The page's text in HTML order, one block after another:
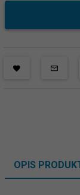
OPIS